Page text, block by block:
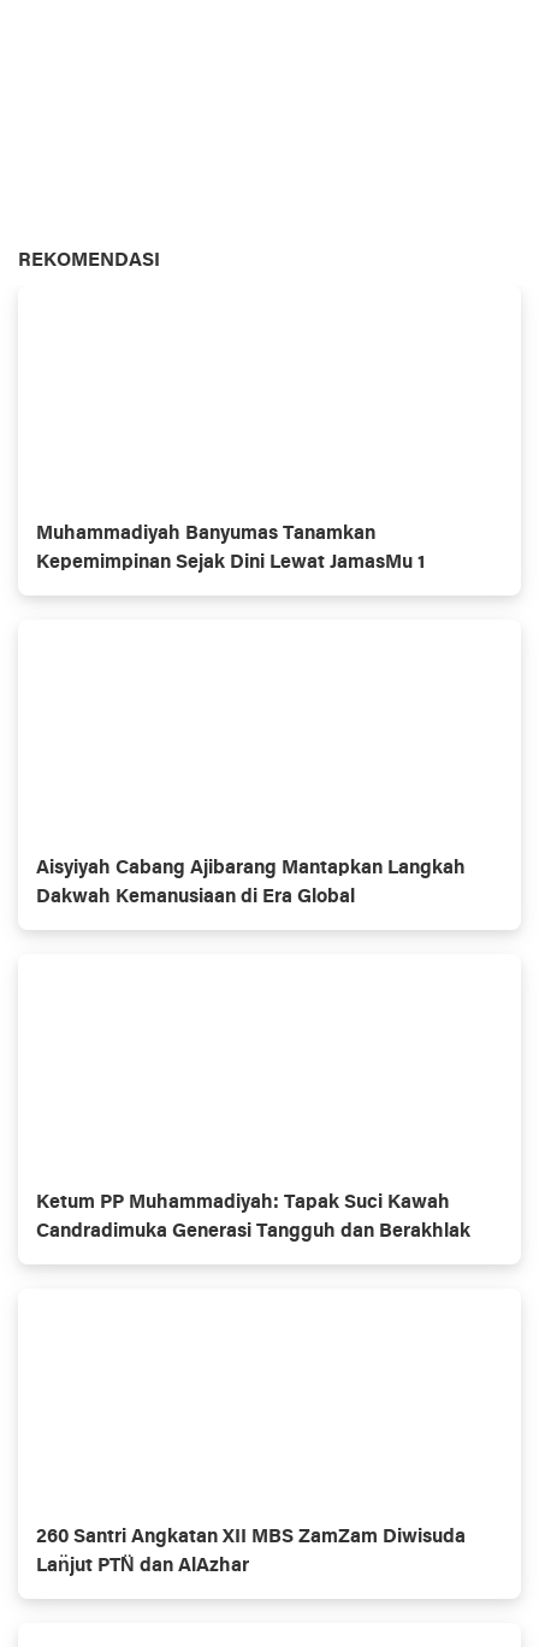
REKOMENDASI
Muhammadiyah Banyumas Tanamkan
Kepemimpinan Sejak Dini Lewat JamasMu 1
Aisyiyah Cabang Ajibarang Mantapkan Langkah
Dakwah Kemanusiaan di Era Global
Ketum PP Muhammadiyah: Tapak Suci Kawah
Candradimuka Generasi Tangguh dan Berakhlak
260 Santri Angkatan XII MBS ZamZam Diwisuda
Lan̈jut PTN̈ dan AlAzhar